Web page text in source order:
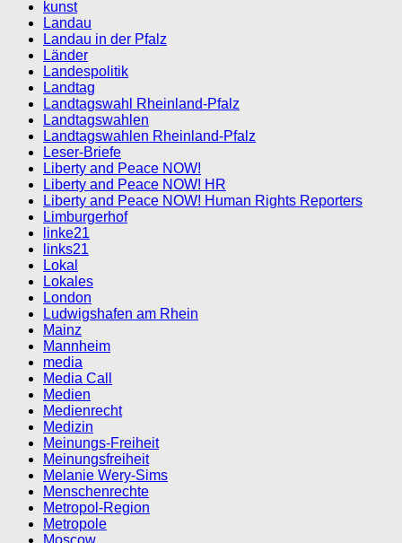
kunst
Landau
Landau in der Pfalz
Länder
Landespolitik
Landtag
Landtagswahl Rheinland-Pfalz
Landtagswahlen
Landtagswahlen Rheinland-Pfalz
Leser-Briefe
Liberty and Peace NOW!
Liberty and Peace NOW! HR
Liberty and Peace NOW! Human Rights Reporters
Limburgerhof
linke21
links21
Lokal
Lokales
London
Ludwigshafen am Rhein
Mainz
Mannheim
media
Media Call
Medien
Medienrecht
Medizin
Meinungs-Freiheit
Meinungsfreiheit
Melanie Wery-Sims
Menschenrechte
Metropol-Region
Metropole
Moscow